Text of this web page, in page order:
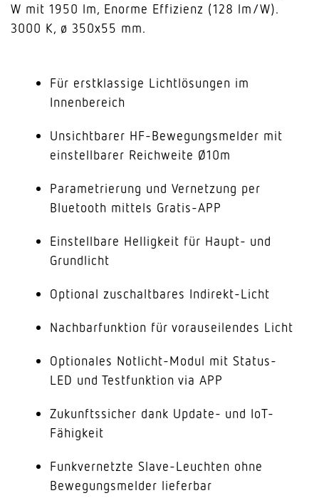
W mit 1950 lm, Enorme Effizienz (128 lm/W).
3000 K, ø 350x55 mm.
Für erstklassige Lichtlösungen im
Innenbereich
Unsichtbarer HF-Bewegungsmelder mit
einstellbarer Reichweite Ø10m
Parametrierung und Vernetzung per
Bluetooth mittels Gratis-APP
Einstellbare Helligkeit für Haupt- und
Grundlicht
Optional zuschaltbares Indirekt-Licht
Nachbarfunktion für vorauseilendes Licht
Optionales Notlicht-Modul mit Status-
LED und Testfunktion via APP
Zukunftssicher dank Update- und IoT-
Fähigkeit
Funkvernetzte Slave-Leuchten ohne
Bewegungsmelder lieferbar